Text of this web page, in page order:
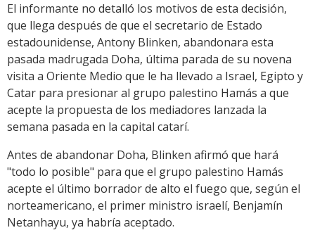
El informante no detalló los motivos de esta decisión,
que llega después de que el secretario de Estado
estadounidense, Antony Blinken, abandonara esta
pasada madrugada Doha, última parada de su novena
visita a Oriente Medio que le ha llevado a Israel, Egipto y
Catar para presionar al grupo palestino Hamás a que
acepte la propuesta de los mediadores lanzada la
semana pasada en la capital catarí.
Antes de abandonar Doha, Blinken afirmó que hará
"todo lo posible" para que el grupo palestino Hamás
acepte el último borrador de alto el fuego que, según el
norteamericano, el primer ministro israelí, Benjamín
Netanhayu, ya habría aceptado.